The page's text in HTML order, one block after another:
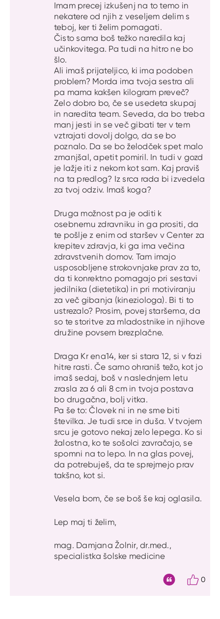
Imam precej izkušenj na to temo in
nekatere od njih z veseljem delim s
teboj, ker ti želim pomagati.
Čisto sama boš težko naredila kaj
učinkovitega. Pa tudi na hitro ne bo
šlo.
Ali imaš prijateljico, ki ima podoben
problem? Morda ima tvoja sestra ali
pa mama kakšen kilogram preveč?
Zelo dobro bo, če se usedeta skupaj
in naredita team. Seveda, da bo treba
manj jesti in se več gibati ter v tem
vztrajati dovolj dolgo, da se bo
poznalo. Da se bo želodček spet malo
zmanjšal, apetit pomiril. In tudi v gozd
je lažje iti z nekom kot sam. Kaj praviš
na ta predlog? Iz srca rada bi izvedela
za tvoj odziv. Imaš koga?
Druga možnost pa je oditi k
osebnemu zdravniku in ga prositi, da
te pošlje z enim od staršev v Center za
krepitev zdravja, ki ga ima večina
zdravstvenih domov. Tam imajo
usposobljene strokovnjake prav za to,
da ti konrektno pomagajo pri sestavi
jedilnika (dietetika) in pri motiviranju
za več gibanja (kineziologa). Bi ti to
ustrezalo? Prosim, povej staršema, da
so te storitve za mladostnike in njihove
družine povsem brezplačne.
Draga Kr ena14, ker si stara 12, si v fazi
hitre rasti. Če samo ohraniš težo, kot jo
imaš sedaj, boš v naslednjem letu
zrasla za 6 ali 8 cm in tvoja postava
bo drugačna, bolj vitka.
Pa še to: Človek ni in ne sme biti
številka. Je tudi srce in duša. V tvojem
srcu je gotovo nekaj zelo lepega. Ko si
žalostna, ko te sošolci zavračajo, se
spomni na to lepo. In na glas povej,
da potrebuješ, da te sprejmejo prav
takšno, kot si.
Vesela bom, če se boš še kaj oglasila.
Lep maj ti želim,
mag. Damjana Žolnir, dr.med.,
specialistka šolske medicine
0